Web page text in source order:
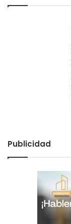
Publicidad